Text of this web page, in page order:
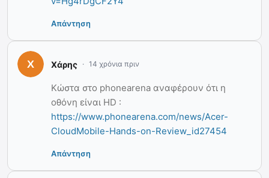
Απάντηση
Χάρης 14 χρόνια πριν
Κώστα στο phonearena αναφέρουν ότι η
οθόνη είναι HD :
https://www.phonearena.com/news/Acer-
CloudMobile-Hands-on-Review_id27454
Απάντηση